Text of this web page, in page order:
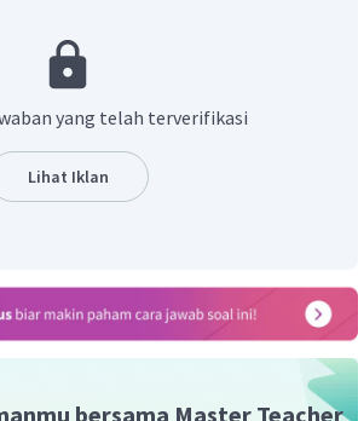
internasional yang terjadi karena
dunia, produk, pemikiran, dan aspek-
Pada globalisasi akan membuat
membuat semakin bebasnya
juga kebudayaan-kebudayaan
itu membuat masyarakat yang
dari banyaknya
karena adanya perubahan
seperti berkembangnya gaya
bebas, konflik sosial dan
yang telah terverifikasi
Lihat Iklan
bersama Master Teacher